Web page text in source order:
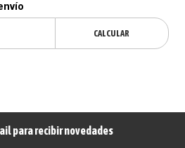
CALCULAR
para recibir novedades